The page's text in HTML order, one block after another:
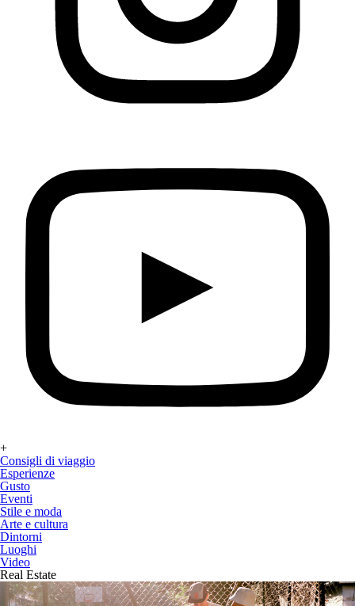
+
Consigli di viaggio
Esperienze
Gusto
Eventi
Stile e moda
Arte e cultura
Dintorni
Luoghi
Video
Real Estate